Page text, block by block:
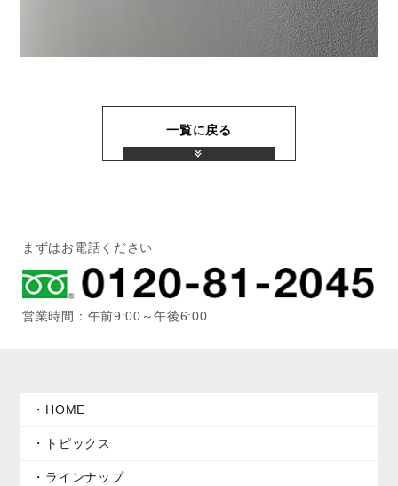
一覧に戻る
まずはお電話ください
営業時間：午前9:00～午後6:00
HOME
トピックス
ラインナップ